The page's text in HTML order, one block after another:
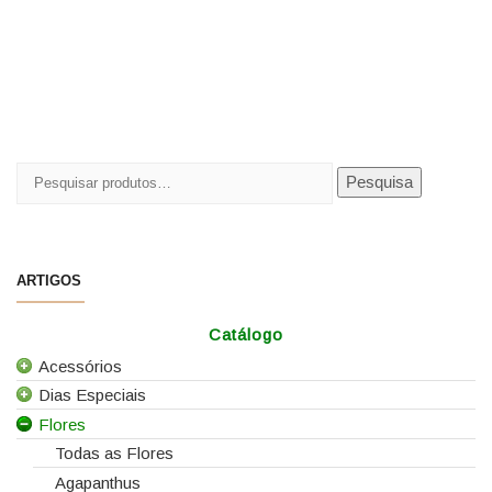
Pesquisar
Pesquisa
ARTIGOS
Catálogo
Acessórios
Todos os Acessórios
Alfinetes
Arames
Caixas e Sacos
Dias Especiais
25 de Abril
Casamentos
Dia da Mãe
Flores
Todas as Flores
Agapanthus